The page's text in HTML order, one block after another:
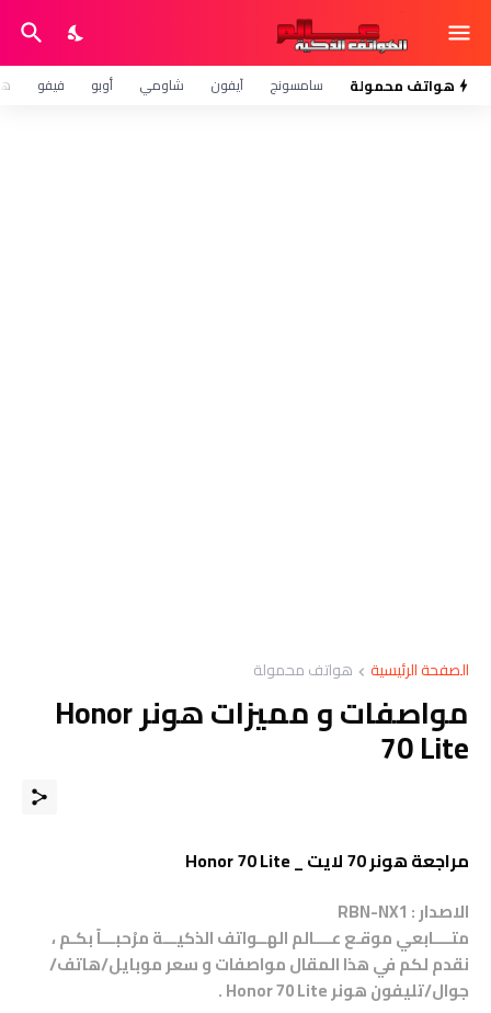
هواتف محمولة سامسونج آيفون شاومي أوبو فيفو
الصفحة الرئيسية هواتف محمولة
مواصفات و مميزات هونر Honor
70 Lite
مراجعة هونر 70 لايت _ Honor 70 Lite
الاصدار : RBN-NX1
متــــابعي موقـع عــــالم الهــواتف الذكيـــة مرْحبـــاً بكـم ،
نقدم لكم في هذا المقال مواصفات و سعر موبايل/هاتف/
جوال/تليفونهونر Honor 70 Lite .